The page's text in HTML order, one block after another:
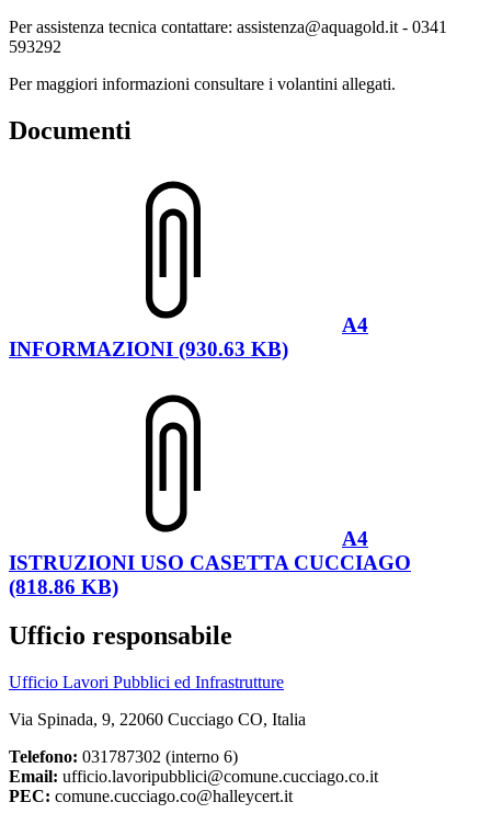
Per assistenza tecnica contattare: assistenza@aquagold.it - 0341
593292
Per maggiori informazioni consultare i volantini allegati.
Documenti
A4
INFORMAZIONI (930.63 KB)
A4
ISTRUZIONI USO CASETTA CUCCIAGO
(818.86 KB)
Ufficio responsabile
Ufficio Lavori Pubblici ed Infrastrutture
Via Spinada, 9, 22060 Cucciago CO, Italia
Telefono: 031787302 (interno 6)
Email: ufficio.lavoripubblici@comune.cucciago.co.it
PEC: comune.cucciago.co@halleycert.it